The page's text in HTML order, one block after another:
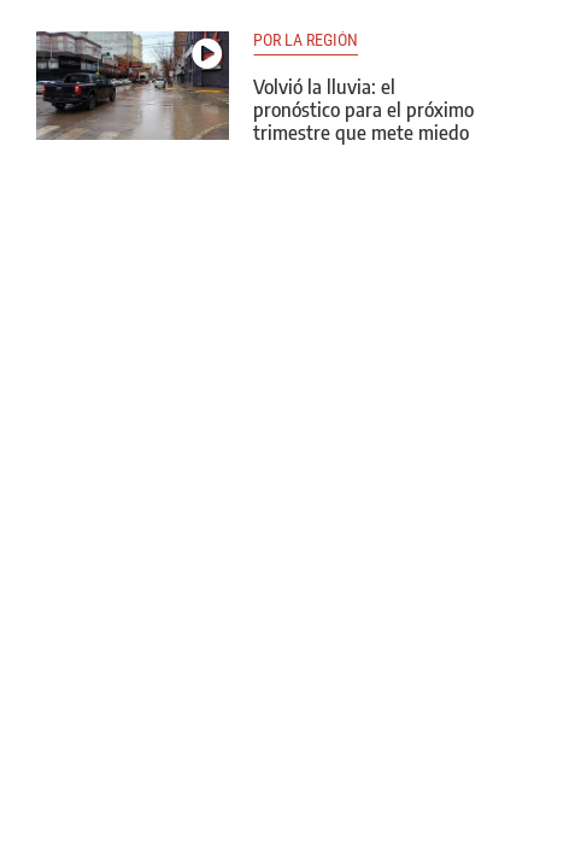
POR LA REGIÓN
Volvió la lluvia: el
pronóstico para el próximo
trimestre que mete miedo